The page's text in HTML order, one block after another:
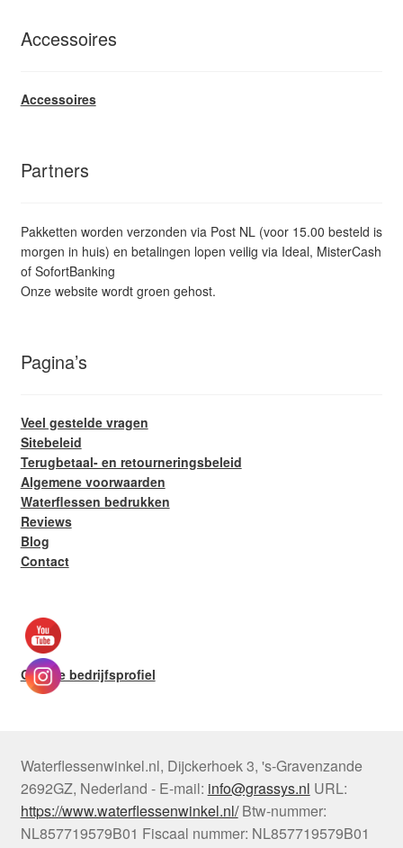
Accessoires
Accessoires
Partners
Pakketten worden verzonden via Post NL (voor 15.00 besteld is
morgen in huis) en betalingen lopen veilig via Ideal, MisterCash
of SofortBanking
Onze website wordt groen gehost.
Pagina’s
Veel gestelde vragen
Sitebeleid
Terugbetaal- en retourneringsbeleid
Algemene voorwaarden
Waterflessen bedrukken
Reviews
Blog
Contact
Google bedrijfsprofiel
Waterflessenwinkel.nl, Dijckerhoek 3, 's-Gravenzande
2692GZ, Nederland - E-mail: info@grassys.nl URL:
https://www.waterflessenwinkel.nl/ Btw-nummer:
NL857719579B01 Fiscaal nummer: NL857719579B01